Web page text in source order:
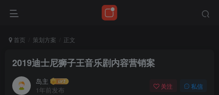
首页 策划方案 正文
2019迪士尼狮子王音乐剧内容营销案
岛主
1年前发布
关注 私信